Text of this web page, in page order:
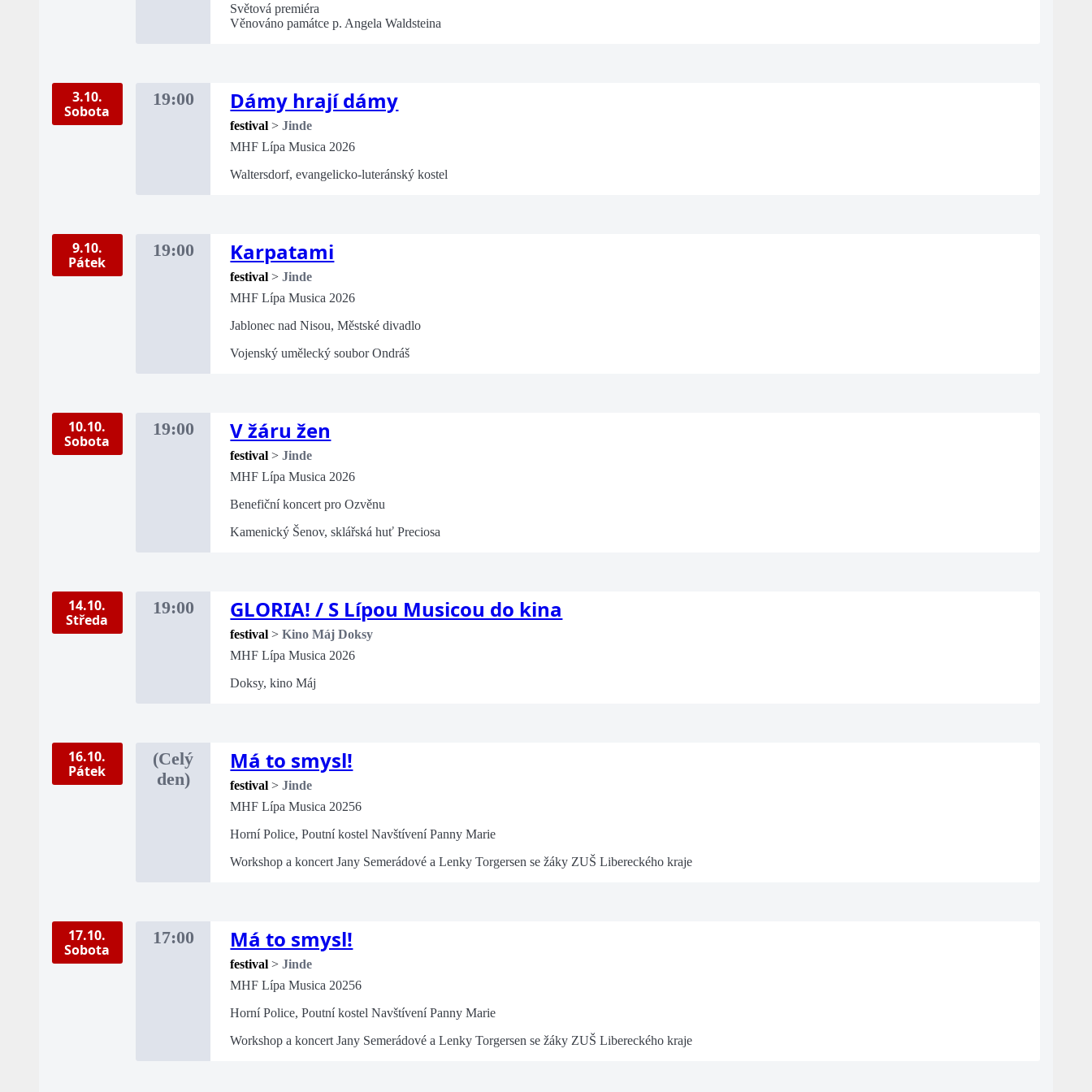
Světová premiéra
Věnováno památce p. Angela Waldsteina
3.10.
Sobota
19:00 Dámy hrají dámy
festival >Jinde
MHF Lípa Musica 2026
Waltersdorf, evangelicko-luteránský kostel
9.10.
Pátek
19:00 Karpatami
festival >Jinde
MHF Lípa Musica 2026
Jablonec nad Nisou, Městské divadlo
Vojenský umělecký soubor Ondráš
10.10.
Sobota
19:00 V žáru žen
festival >Jinde
MHF Lípa Musica 2026
Benefiční koncert pro Ozvěnu
Kamenický Šenov, sklářská huť Preciosa
14.10.
Středa
19:00 GLORIA! / S Lípou Musicou do kina
festival >Kino Máj Doksy
MHF Lípa Musica 2026
Doksy, kino Máj
16.10.
Pátek
(Celý
den)
Má to smysl!
festival >Jinde
MHF Lípa Musica 20256
Horní Police, Poutní kostel Navštívení Panny Marie
Workshop a koncert Jany Semerádové a Lenky Torgersen se žáky ZUŠ Libereckého kraje
17.10.
Sobota
17:00 Má to smysl!
festival >Jinde
MHF Lípa Musica 20256
Horní Police, Poutní kostel Navštívení Panny Marie
Workshop a koncert Jany Semerádové a Lenky Torgersen se žáky ZUŠ Libereckého kraje